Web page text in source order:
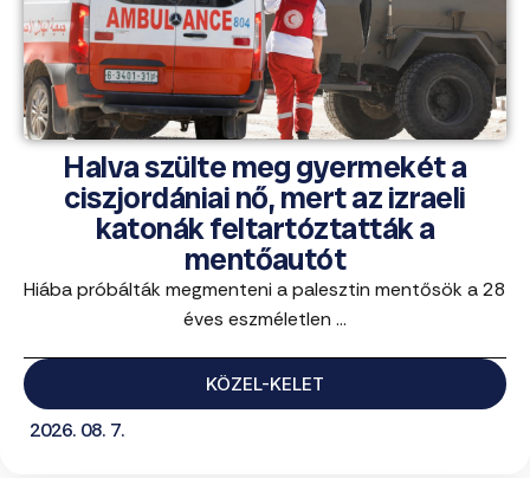
Halva szülte meg gyermekét a
ciszjordániai nő, mert az izraeli
katonák feltartóztatták a
mentőautót
Hiába próbálták megmenteni a palesztin mentősök a 28
éves eszméletlen ...
KÖZEL-KELET
2026. 08. 7.